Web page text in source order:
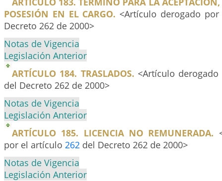
POSESIÓN EN EL CARGO. <Artículo derogado
Decreto 262 de 2000>
Notas de Vigencia
Legislación Anterior
ARTÍCULO 184. TRASLADOS. <Artículo
del Decreto 262 de 2000>
Notas de Vigencia
Legislación Anterior
ARTÍCULO 185. LICENCIA NO REMUNERADA.
por el artículo 262 del Decreto 262 de 2000>
Notas de Vigencia
Legislación Anterior